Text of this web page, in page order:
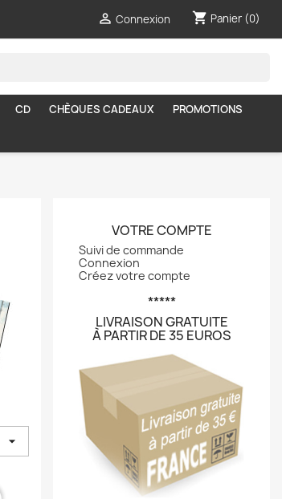
 Connexion shopping_cart Panier (0)
CD CHÈQUES CADEAUX
PROMOTIONS

VOTRE COMPTE
Suivi de commande
Connexion
Créez votre compte
*****
LIVRAISON GRATUITE
À PARTIR DE 35 EUROS